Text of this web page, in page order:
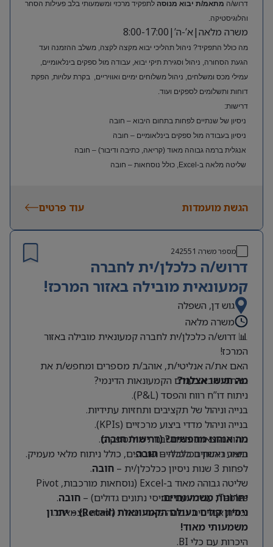
דרוש/ה מתאמ/ת יבוא מנוסה לתפקיד מרכזי ומשמעותי בלב פעילות הסחר
והלוגיסטיקה.
משרה מלאה|א’-ה’|8:00-17:00
מה כולל התפקיד? ניהול תהליכי יבוא מקצה לקצה, משלב ההזמנה ועד
הגעת הסחורה, ניהול וסגירת תיקי יבוא, עבודה מול ספקים בינלאומיים,
עמילי מכס ומשלחים, ניהול משלוחים ימיים ואוויריים, בקרת עלויות, הפקת
דוחות ותשלומים לספקים ועוד.
דרישות:
ניסיון של שנתיים לפחות בתחום היבוא – חובה
ניסיון בעבודה מול ספקים בינלאומיים – חובה
אנגלית ברמה גבוהה מאוד (קריאה, כתיבה ודיבור) – חובה
שליטה מלאה ב-Excel, כולל נוסחאות – חובה
הגשת מועמדות עוד פרטים
מספר משרה 242551
דרוש/ה כלכלן/ית לחברה
קמעונאית מובילה באזור המרכז!
גוש דן, השפלה
משרה מלאה
📊 דרוש/ה כלכלן/ית לחברה קמעונאית מובילה באזור
המרכז!
האם את/ה אנליטי/ת, אוהב/ת מספרים ומחפש/ת את
האתגר הבא בעולם הקמעונאות הדינמי?
מה תעשו אצלנו?
ניתוח דו”ח רווח והפסד (P&L).
בנייה וניהול של תקציבים ותחזיות עתידיות.
בנייה וניהול מדדי ביצוע מרכזיים (KPIs).
ניתוח הוצאות והתחשבנות מול ספקים.
ביצוע ניתוחים כלכליים שוטפים, כולל ניתוח מלאי מעמיק.
מה אנחנו מחפשים? (דרישות חובה)
תואר ראשון בכלכלה –חובה.
לפחות 3 שנות ניסיון ככלכלן/ית –
חובה.
שליטה גבוהה מאוד ב-Excel (נוסחאות מורכבות, Pivot
Tables, עבודה עם בסיסי נתונים גדולים) –
חובה.
יכולת אנליטית גבוהה מאוד ויכולת למידה עצמאית.
יתרונות משמעותיים:
ניסיון קודם בעולם הקמעונאות (Retail) – יתרון
משמעותי מאוד!
היכרות עם כלי BI.